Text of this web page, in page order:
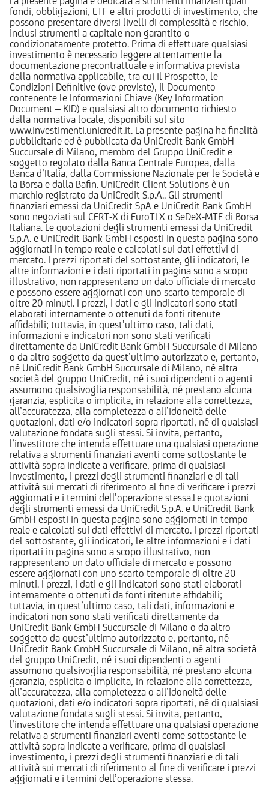
fondi, obbligazioni, ETF e altri prodotti di investimento, che
possono presentare diversi livelli di complessità e rischio,
inclusi strumenti a capitale non garantito o
condizionatamente protetto. Prima di effettuare qualsiasi
investimento è necessario leggere attentamente la
documentazione precontrattuale e informativa prevista
dalla normativa applicabile, tra cui il Prospetto, le
Condizioni Definitive (ove previste), il Documento
contenente le Informazioni Chiave (Key Information
Document – KID) e qualsiasi altro documento richiesto
dalla normativa locale, disponibili sul sito
www.investimenti.unicredit.it. La presente pagina ha finalità
pubblicitarie ed è pubblicata da UniCredit Bank GmbH
Succursale di Milano, membro del Gruppo UniCredit e
soggetto regolato dalla Banca Centrale Europea, dalla
Banca d’Italia, dalla Commissione Nazionale per le Società e
la Borsa e dalla Bafin. UniCredit Client Solutions è un
marchio registrato da UniCredit S.p.A.. Gli strumenti
finanziari emessi da UniCredit SpA e UniCredit Bank GmbH
sono negoziati sul CERT-X di EuroTLX o SeDeX-MTF di Borsa
Italiana. Le quotazioni degli strumenti emessi da UniCredit
S.p.A. e UniCredit Bank GmbH esposti in questa pagina sono
aggiornati in tempo reale e calcolati sui dati effettivi di
mercato. I prezzi riportati del sottostante, gli indicatori, le
altre informazioni e i dati riportati in pagina sono a scopo
illustrativo, non rappresentano un dato ufficiale di mercato
e possono essere aggiornati con uno scarto temporale di
oltre 20 minuti. I prezzi, i dati e gli indicatori sono stati
elaborati internamente o ottenuti da fonti ritenute
affidabili; tuttavia, in quest’ultimo caso, tali dati,
informazioni e indicatori non sono stati verificati
direttamente da UniCredit Bank GmbH Succursale di Milano
o da altro soggetto da quest’ultimo autorizzato e, pertanto,
né UniCredit Bank GmbH Succursale di Milano, né altra
società del gruppo UniCredit, né i suoi dipendenti o agenti
assumono qualsivoglia responsabilità, né prestano alcuna
garanzia, esplicita o implicita, in relazione alla correttezza,
all’accuratezza, alla completezza o all’idoneità delle
quotazioni, dati e/o indicatori sopra riportati, né di qualsiasi
valutazione fondata sugli stessi. Si invita, pertanto,
l’investitore che intenda effettuare una qualsiasi operazione
relativa a strumenti finanziari aventi come sottostante le
attività sopra indicate a verificare, prima di qualsiasi
investimento, i prezzi degli strumenti finanziari e di tali
attività sui mercati di riferimento al fine di verificare i prezzi
aggiornati e i termini dell’operazione stessa.Le quotazioni
degli strumenti emessi da UniCredit S.p.A. e UniCredit Bank
GmbH esposti in questa pagina sono aggiornati in tempo
reale e calcolati sui dati effettivi di mercato. I prezzi riportati
del sottostante, gli indicatori, le altre informazioni e i dati
riportati in pagina sono a scopo illustrativo, non
rappresentano un dato ufficiale di mercato e possono
essere aggiornati con uno scarto temporale di oltre 20
minuti. I prezzi, i dati e gli indicatori sono stati elaborati
internamente o ottenuti da fonti ritenute affidabili;
tuttavia, in quest’ultimo caso, tali dati, informazioni e
indicatori non sono stati verificati direttamente da
UniCredit Bank GmbH Succursale di Milano o da altro
soggetto da quest’ultimo autorizzato e, pertanto, né
UniCredit Bank GmbH Succursale di Milano, né altra società
del gruppo UniCredit, né i suoi dipendenti o agenti
assumono qualsivoglia responsabilità, né prestano alcuna
garanzia, esplicita o implicita, in relazione alla correttezza,
all’accuratezza, alla completezza o all’idoneità delle
quotazioni, dati e/o indicatori sopra riportati, né di qualsiasi
valutazione fondata sugli stessi. Si invita, pertanto,
l’investitore che intenda effettuare una qualsiasi operazione
relativa a strumenti finanziari aventi come sottostante le
attività sopra indicate a verificare, prima di qualsiasi
investimento, i prezzi degli strumenti finanziari e di tali
attività sui mercati di riferimento al fine di verificare i prezzi
aggiornati e i termini dell’operazione stessa.